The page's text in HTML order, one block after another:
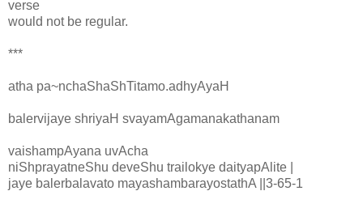
verse
would not be regular.
***
atha pa~nchaShaShTitamo.adhyAyaH
balervijaye shriyaH svayamAgamanakathanam
vaishampAyana uvAcha
niShprayatneShu deveShu trailokye daityapAlite |
jaye balerbalavato mayashambarayostathA ||3-65-1